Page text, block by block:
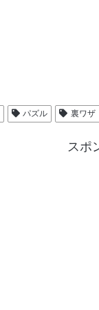
パズル 裏ワザ
スポ